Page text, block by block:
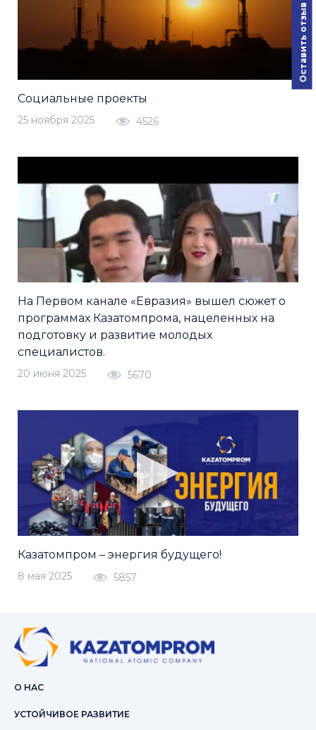
Социальные проекты
25 ноября 2025 4526
На Первом канале «Евразия» вышел сюжет о
программах Казатомпрома, нацеленных на
подготовку и развитие молодых
специалистов.
20 июня 2025 5670
Казатомпром – энергия будущего!
8 мая 2025 5857
О НАС
УСТОЙЧИВОЕ РАЗВИТИЕ
Оставить отзыв